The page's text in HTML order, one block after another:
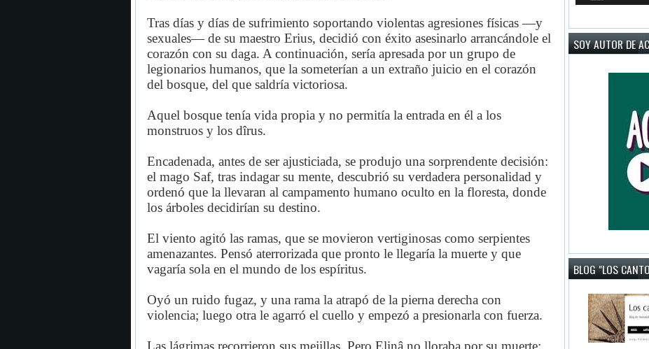
Tras días y días de sufrimiento soportando violentas agresiones físicas —y
sexuales— de su maestro Erius, decidió con éxito asesinarlo arrancándole el
corazón con su daga. A continuación, sería apresada por un grupo de
legionarios humanos, que la someterían a un extraño juicio en el corazón
del bosque, del que saldría victoriosa.
Aquel bosque tenía vida propia y no permitía la entrada en él a los
monstruos y los dîrus.
Encadenada, antes de ser ajusticiada, se produjo una sorprendente decisión:
el mago Saf, tras indagar su mente, descubrió su verdadera personalidad y
ordenó que la llevaran al campamento humano oculto en la floresta, donde
los árboles decidirían su destino.
El viento agitó las ramas, que se movieron vertiginosas como serpientes
amenazantes. Pensó aterrorizada que pronto le llegaría la muerte y que
vagaría sola en el mundo de los espíritus.
Oyó un ruido fugaz, y una rama la atrapó de la pierna derecha con
violencia; luego otra le agarró el cuello y empezó a presionarla con fuerza.
Las lágrimas recorrieron sus mejillas. Pero Elinâ no lloraba por su muerte;
SOY AUTOR DE
BLOG "LOS